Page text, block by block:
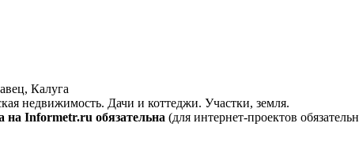
Калуга
недвижимость. Дачи и коттеджи. Участки, земля.
на Informetr.ru обязательна (для интернет-проектов